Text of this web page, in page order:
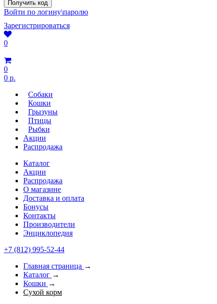
Войти по логину\паролю
Зарегистрироваться
0
0
0 р.
Собаки
Кошки
Грызуны
Птицы
Рыбки
Акции
Распродажа
Каталог
Акции
Распродажа
О магазине
Доставка и оплата
Бонусы
Контакты
Производители
Энциклопедия
+7 (812) 995-52-44
Главная страница →
Каталог →
Кошки →
Сухой корм